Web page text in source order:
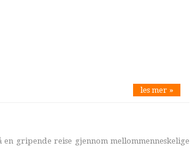
les mer »
gripende reise gjennom mellommenneskelige